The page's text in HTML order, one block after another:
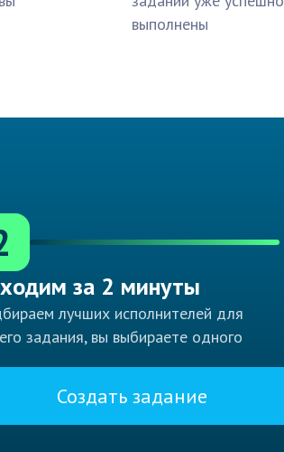
выполнены
за 2 минуты
лучших исполнителей для
задания, вы выбираете одного
Создать задание